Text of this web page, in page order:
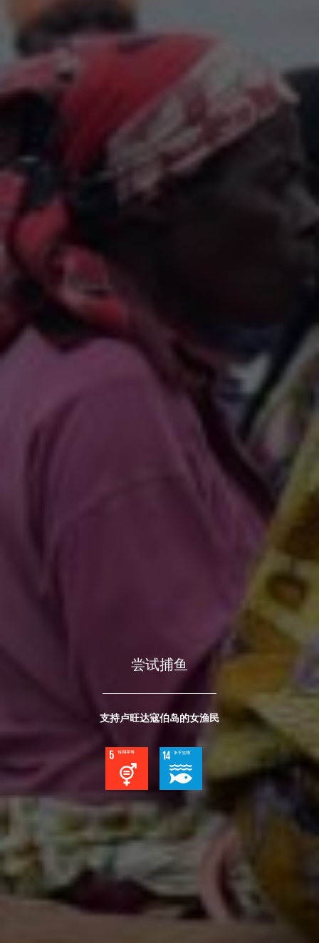
尝试捕鱼
支持卢旺达寇伯岛的女渔民